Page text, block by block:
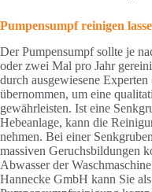
Pumpensumpf reinigen
Der Pumpensumpf sollte je
oder zwei Mal pro Jahr
durch ausgewiesene
übernommen, um eine
gewährleisten. Ist eine
Hebeanlage, kann die
nehmen. Bei einer
massiven Geruchsbildungen
Abwasser der
Hannecke GmbH kann Sie